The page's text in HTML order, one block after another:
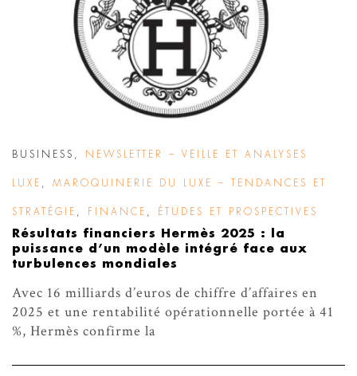
BUSINESS , NEWSLETTER – VEILLE ET ANALYSES
LUXE , MAROQUINERIE DU LUXE – TENDANCES ET
STRATÉGIE , FINANCE , ÉTUDES ET PROSPECTIVES
Résultats financiers Hermès 2025 : la
puissance d’un modèle intégré face aux
turbulences mondiales
Avec 16 milliards d’euros de chiffre d’affaires en
2025 et une rentabilité opérationnelle portée à 41
%, Hermès confirme la